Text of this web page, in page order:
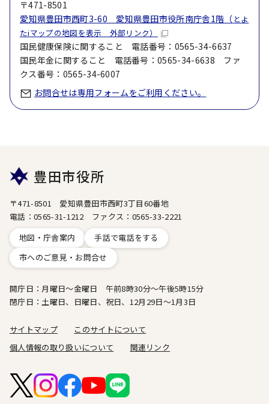
〒471-8501
愛知県豊田市西町3-60 愛知県豊田市役所南庁舎1階（ とよ
たiマップの地図を表示 外部リンク）
国民健康保険に関すること 電話番号：0565-34-6637
国民年金に関すること 電話番号：0565-34-6638 ファ
クス番号：0565-34-6007
お問合せは専用フォームをご利用ください。
豊田市役所
〒471-8501 愛知県豊田市西町3丁目60番地
電話：0565-31-1212 ファクス：0565-33-2221
地図・庁舎案内
手話で電話をする
市へのご意見・お問合せ
開庁日：月曜日～金曜日 午前8時30分～午後5時15分
閉庁日：土曜日、日曜日、祝日、12月29日～1月3日
サイトマップ
このサイトについて
個人情報の取り扱いについて
関連リンク